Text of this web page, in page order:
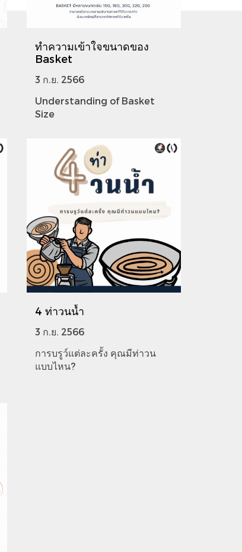
ทำความเข้าใจขนาดของ
Basket
3 ก.ย. 2566
Understanding of Basket
Size
4 ท่าวนน้ำ
3 ก.ย. 2566
การบรูว์แต่ละครั้ง คุณมีท่าวน
แบบไหน?